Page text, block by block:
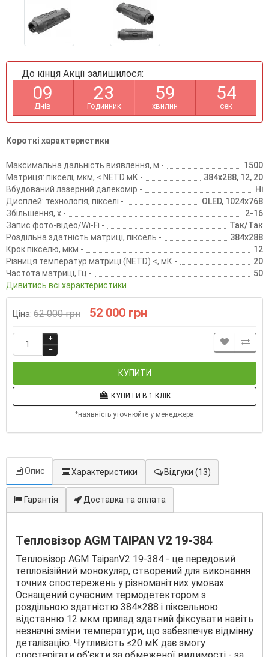
До кінця Акції залишилося:
09
Днів
23
Годинник
59
хвилин
53
сек
Короткі характеристики
Максимальна дальність виявлення, м -
1500
Матриця: пікселі, мкм, < NETD мК -
384х288, 12, 20
Вбудований лазерний далекомір -
Ні
Дисплей: технологія, пікселі -
OLED, 1024х768
Збільшення, х -
2-16
Запис фото-відео/Wi-Fi -
Так/Так
Роздільна здатність матриці, піксель -
384х288
Крок пікселю, мкм -
12
Різниця температур матриці (NETD) <, мК -
20
Частота матриці, Гц -
50
Дивитись всі характеристики
Ціна: 62 000 грн 52 000 грн
КУПИТИ
КУПИТИ В 1 КЛІК
*наявність уточнюйте у менеджера
Опис Характеристики Відгуки (13)
Гарантія Доставка та оплата
Тепловізор AGM TAIPAN V2 19-384
Тепловізор AGM TaipanV2 19-384 - це передовий
тепловізійний монокуляр, створений для виконання
точних спостережень у різноманітних умовах.
Оснащений сучасним термодетектором з
роздільною здатністю 384×288 і піксельною
відстанню 12 мкм прилад здатний фіксувати навіть
незначні зміни температури, що забезпечує відмінну
деталізацію. Чутливість ≤20 мК дає змогу